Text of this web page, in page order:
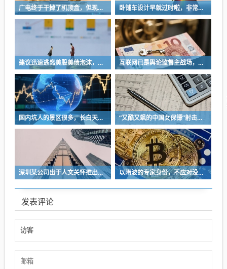
广电终于干掉了机顶盒，但现在没多少人看电视了… 卧铺车设计早就过时啦，非常不具备人性化
建议迅速逃离美股美债泡沫，AI正加速而非延缓其泡沫破裂 互联网已是舆论监督主战场，让我们用这五点珍惜它
国内坑人的景区很多，长白天池只是其中被坑印象最深的那一个 “又酷又飒的中国女保镖”射击夺冠
深圳某公司出于人文关怀推出内部托管，结果无孩单身员工举报了，核心理由有两个 以隋波的专家身份，不应对没统一标准的口味指手画脚，依仗专家身份欺负一线厨师
发表评论